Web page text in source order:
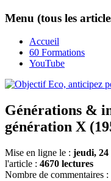
Menu (tous les
Accueil
60 Formations
YouTube
Générations &
génération X
Mise en ligne le : jeudi, 24
l'article : 4670 lectures
Nombre de commentaires :